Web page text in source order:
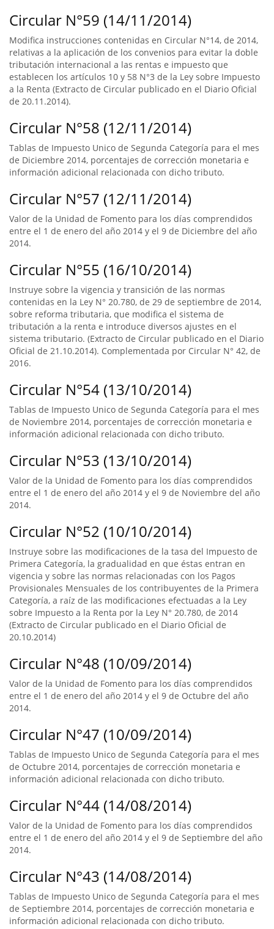
Circular N°59 (14/11/2014)
Modifica instrucciones contenidas en Circular N°14, de 2014,
relativas a la aplicación de los convenios para evitar la doble
tributación internacional a las rentas e impuesto que
establecen los artículos 10 y 58 N°3 de la Ley sobre Impuesto
a la Renta (Extracto de Circular publicado en el Diario Oficial
de 20.11.2014).
Circular N°58 (12/11/2014)
Tablas de Impuesto Unico de Segunda Categoría para el mes
de Diciembre 2014, porcentajes de corrección monetaria e
información adicional relacionada con dicho tributo.
Circular N°57 (12/11/2014)
Valor de la Unidad de Fomento para los días comprendidos
entre el 1 de enero del año 2014 y el 9 de Diciembre del año
2014.
Circular N°55 (16/10/2014)
Instruye sobre la vigencia y transición de las normas
contenidas en la Ley N° 20.780, de 29 de septiembre de 2014,
sobre reforma tributaria, que modifica el sistema de
tributación a la renta e introduce diversos ajustes en el
sistema tributario. (Extracto de Circular publicado en el Diario
Oficial de 21.10.2014). Complementada por Circular N° 42, de
2016.
Circular N°54 (13/10/2014)
Tablas de Impuesto Unico de Segunda Categoría para el mes
de Noviembre 2014, porcentajes de corrección monetaria e
información adicional relacionada con dicho tributo.
Circular N°53 (13/10/2014)
Valor de la Unidad de Fomento para los días comprendidos
entre el 1 de enero del año 2014 y el 9 de Noviembre del año
2014.
Circular N°52 (10/10/2014)
Instruye sobre las modificaciones de la tasa del Impuesto de
Primera Categoría, la gradualidad en que éstas entran en
vigencia y sobre las normas relacionadas con los Pagos
Provisionales Mensuales de los contribuyentes de la Primera
Categoría, a raíz de las modificaciones efectuadas a la Ley
sobre Impuesto a la Renta por la Ley N° 20.780, de 2014
(Extracto de Circular publicado en el Diario Oficial de
20.10.2014)
Circular N°48 (10/09/2014)
Valor de la Unidad de Fomento para los días comprendidos
entre el 1 de enero del año 2014 y el 9 de Octubre del año
2014.
Circular N°47 (10/09/2014)
Tablas de Impuesto Unico de Segunda Categoría para el mes
de Octubre 2014, porcentajes de corrección monetaria e
información adicional relacionada con dicho tributo.
Circular N°44 (14/08/2014)
Valor de la Unidad de Fomento para los días comprendidos
entre el 1 de enero del año 2014 y el 9 de Septiembre del año
2014.
Circular N°43 (14/08/2014)
Tablas de Impuesto Unico de Segunda Categoría para el mes
de Septiembre 2014, porcentajes de corrección monetaria e
información adicional relacionada con dicho tributo.